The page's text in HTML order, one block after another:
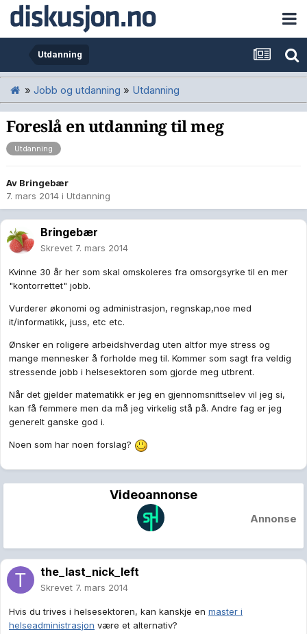
Utdanning
» Jobb og utdanning » Utdanning
Foreslå en utdanning til meg
Utdanning
Av Bringebær
7. mars 2014 i Utdanning
Bringebær
Skrevet 7. mars 2014
Kvinne 30 år her som skal omskoleres fra omsorgsyrke til en mer
"kontorrettet" jobb.
Vurderer økonomi og administrasjon, regnskap,noe med
it/informatikk, juss, etc etc.
Ønsker en roligere arbeidshverdag uten altfor mye stress og
mange mennesker å forholde meg til. Kommer som sagt fra veldig
stressende jobb i helsesektoren som gjorde meg utbrent.
Når det gjelder matematikk er jeg en gjennomsnittselev vil jeg si,
kan få femmere men da må jeg virkelig stå på. Andre fag er jeg
generelt ganske god i.
Noen som har noen forslag?
Videoannonse
Annonse
the_last_nick_left
Skrevet 7. mars 2014
Hvis du trives i helsesektoren, kan kanskje en master i
helseadministrasjon være et alternativ?